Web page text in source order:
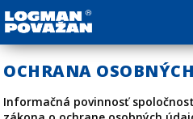
OCHRANA
Informačná povinnosť